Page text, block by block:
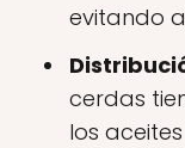
evitando
cerdas
los